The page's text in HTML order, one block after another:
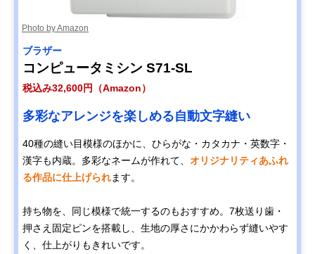
Photo by Amazon
ブラザー
コンピュータミシン S71-SL
税込み32,600円（Amazon）
多彩なアレンジを楽しめる自動文字縫い
40種の縫い目模様のほかに、ひらがな・カタカナ・英数字・
漢字も内蔵。多彩なネームが作れて、 オリジナリティあふれ
る作品に仕上げられます。
持ち物を、同じ模様で統一するのもおすすめ。7枚送り歯・
押さえ固定ピンを搭載し、生地の厚さにかかわらず縫いやす
く、仕上がりもきれいです。